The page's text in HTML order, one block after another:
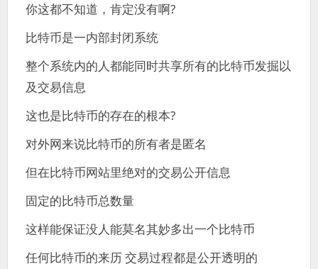
你这都不知道，肯定没有啊?
比特币是一内部封闭系统
整个系统内的人都能同时共享所有的比特币发掘以
及交易信息
这也是比特币的存在的根本?
对外网来说比特币的所有者是匿名
但在比特币网站里绝对的交易公开信息
固定的比特币总数量
这样能保证没人能莫名其妙多出一个比特币
任何比特币的来历 交易过程都是公开透明的